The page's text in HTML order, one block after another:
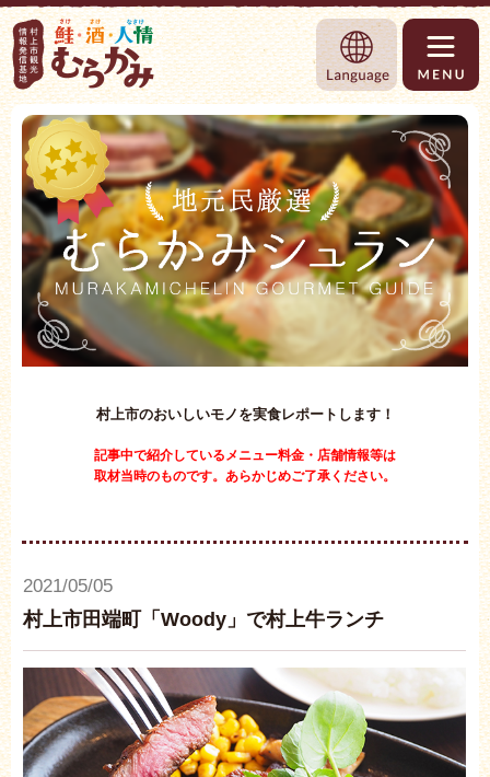
村上市観光情報総合サイト 村上市観光
Language
村上市のおいしいモノを実食レポートします！
記事中で紹介しているメニュー料金・店舗情報等は
取材当時のものです。あらかじめご了承ください。
2021/05/05
村上市田端町「Woody」で村上牛ランチ